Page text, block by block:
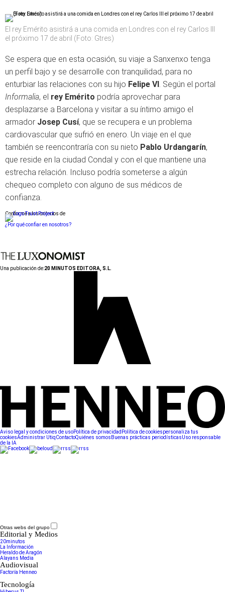
El rey Emérito asistirá a una comida en Londres con el rey Carlos III
el próximo 17 de abril (Foto: Gtres)
Se espera que en esta ocasión, su viaje a Sanxenxo tenga
un perfil bajo y se desarrolle con tranquilidad, para no
enturbiar las relaciones con su hijo Felipe VI. Según el portal
Informalia, el rey Emérito podría aprovechar para
desplazarse a Barcelona y visitar a su íntimo amigo el
armador Josep Cusí, que se recupera e un problema
cardiovascular que sufrió en enero. Un viaje en el que
también se reencontraría con su nieto Pablo Urdangarín,
que reside en la ciudad Condal y con el que mantiene una
estrecha relación. Incluso podría someterse a algún
chequeo completo con alguno de sus médicos de
confianza.
Conforme a los criterios de
¿Por qué confiar en nosotros?
Una publicación de:20 MINUTOS EDITORA, S.L.
Aviso legal y condiciones de usoPolítica de privacidad Política de cookiespersonaliza tus
cookiesAdministrar UtiqContactoQuiénes somos Buenas prácticas periodísticasUso responsable
de la IA
Otras webs del grupo
Editorial y Medios
20minutos
La Información
Heraldo de Aragón
Alayans Media
Audiovisual
Factoría Henneo
Tecnología